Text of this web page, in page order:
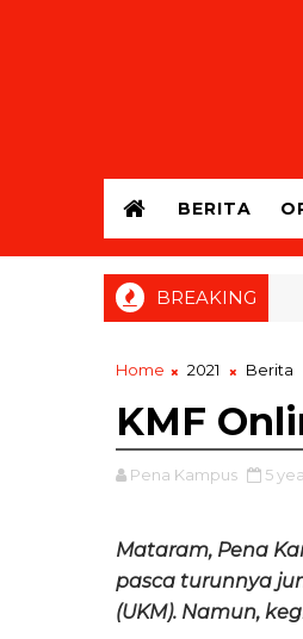
BERITA
BREAKING
Home 2021 Berita
KMF
Pena Kampus 5
Mataram, Pena
pasca turunnya
(UKM). Namun,